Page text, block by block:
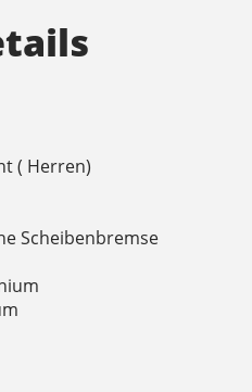
( Herren)
Scheibenbremse